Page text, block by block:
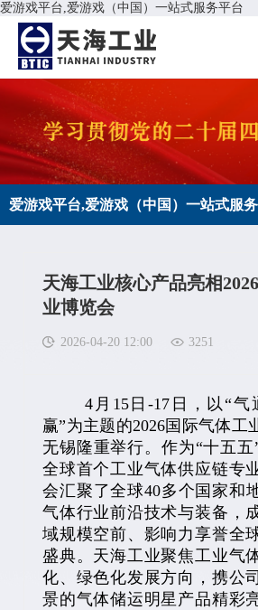
爱游戏平台,爱游戏（中国）一站式服务平台
爱游戏平台,爱游戏（中国）一站式服
天海工业核心产品亮相
业博览会
2026-04-20 12:00 3251
4月15日-17日，以“气
赢”为主题的2026国际气体工
无锡隆重举行。作为“十五
全球首个工业气体供应链专
会汇聚了全球40多个国家和
气体行业前沿技术与装备，
域规模空前、影响力享誉全
盛典。天海工业聚焦工业气
化、绿色化发展方向，携公
景的气体储运明星产品精彩